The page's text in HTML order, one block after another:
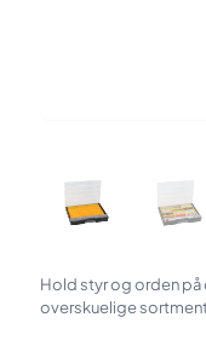
Hold styr og orden
overskuelige